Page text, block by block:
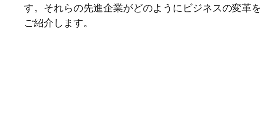
す。それらの先進企業がどのようにビジネスの変革
ご紹介します。